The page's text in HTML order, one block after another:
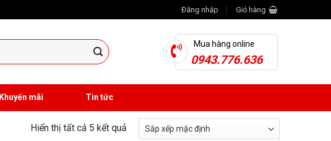
Đăng nhập Giỏ hàng
Mua hàng online
0943.776.636
Khuyến mãi Tin tức
Hiển thị tất cả 5 kết quả